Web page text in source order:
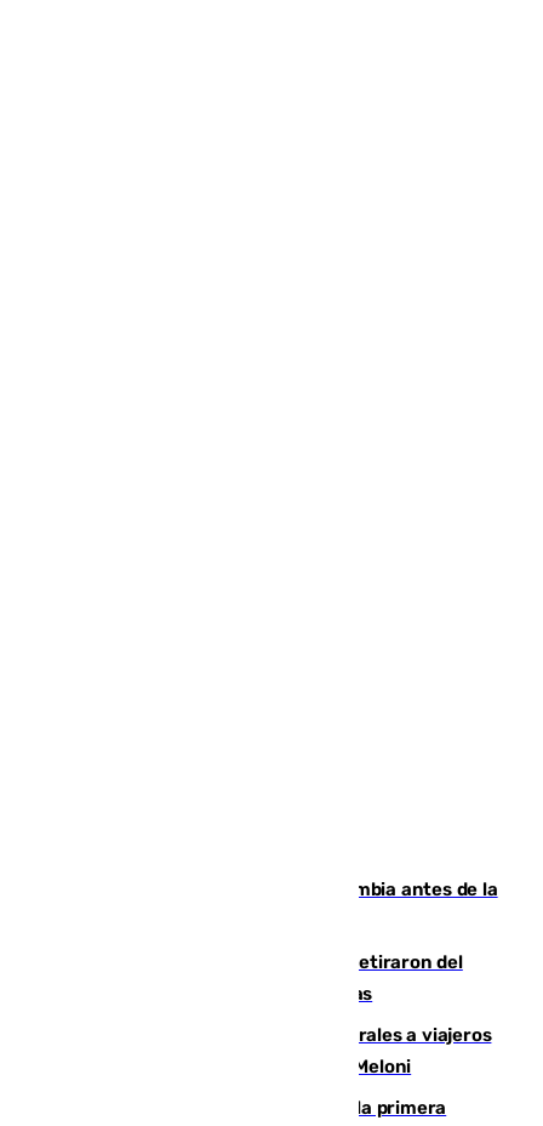
Felipe VI refuerza los lazos con Colombia antes de la
Fernando Calero y Carlos Dotor se retiraron del
encuentro contra el Ceuta con molestias
España restablece controles temporales a viajeros
procedentes de Italia como repuesta a Meloni
El Málaga cae ante el Ceuta y suma la primera